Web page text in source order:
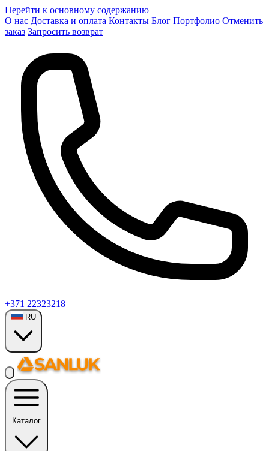
Перейти к основному содержанию
О нас Доставка и оплата Контакты Блог Портфолио Отменить
заказ Запросить возврат
+371 22323218
RU
Каталог